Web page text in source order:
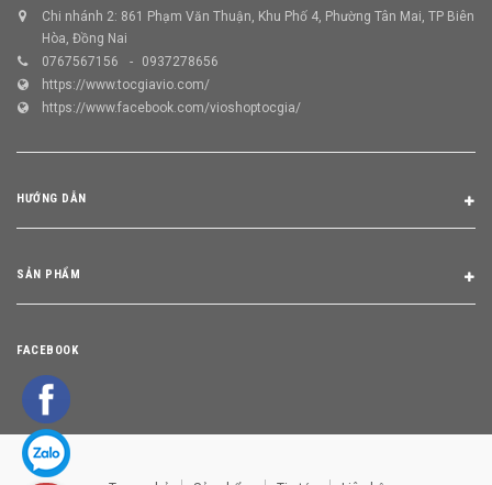
Chi nhánh 2: 861 Phạm Văn Thuận, Khu Phố 4, Phường Tân Mai, TP Biên
Hòa, Đồng Nai
0767567156
0937278656
https://www.tocgiavio.com/
https://www.facebook.com/vioshoptocgia/
HƯỚNG DẪN
SẢN PHẨM
FACEBOOK